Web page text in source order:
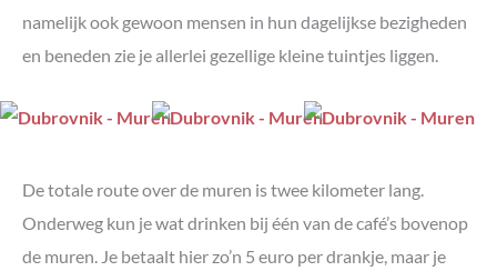
namelijk ook gewoon mensen in hun dagelijkse bezigheden
en beneden zie je allerlei gezellige kleine tuintjes liggen.
De totale route over de muren is twee kilometer lang.
Onderweg kun je wat drinken bij één van de café’s bovenop
de muren. Je betaalt hier zo’n 5 euro per drankje, maar je